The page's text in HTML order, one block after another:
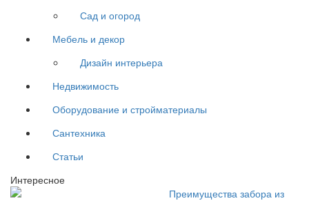
Сад и огород
Мебель и декор
Дизайн интерьера
Недвижимость
Оборудование и стройматериалы
Сантехника
Статьи
Интересное
Преимущества забора из